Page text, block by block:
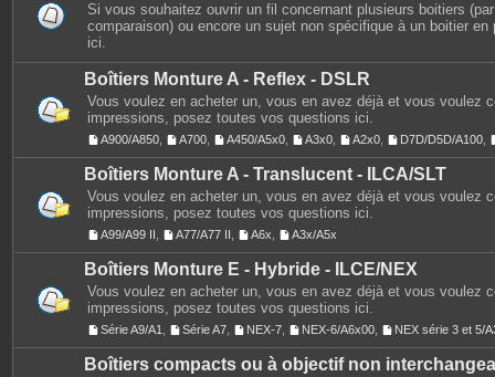
Si vous souhaitez ouvrir un fil concernant plusieurs boitiers
comparaison) ou encore un sujet non spécifique à un boitier en
ici.
Boîtiers Monture A - Reflex - DSLR
Vous voulez en acheter un, vous en avez déjà et vous voulez
impressions, posez toutes vos questions ici.
A900/A850 A700 A450/A5x0 A3x0 A2x0 D7D/D5D/A100
Boîtiers Monture A - Translucent - ILCA/SLT
Vous voulez en acheter un, vous en avez déjà et vous voulez
impressions, posez toutes vos questions ici.
A99/A99 II A77/A77 II A6x A3x/A5x
Boîtiers Monture E - Hybride - ILCE/NEX
Vous voulez en acheter un, vous en avez déjà et vous voulez
impressions, posez toutes vos questions ici.
Série A9/A1 Série A7 NEX-7 NEX-6/A6x00 NEX série 3 et 5/
Boîtiers compacts ou à objectif non